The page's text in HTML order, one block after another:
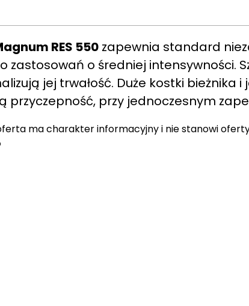
RES 550zapewnia standard
zastosowań o średniej intensywności.
jej trwałość. Duże kostki bieżnika
przyczepność, przy jednoczesnym
ma charakter informacyjny i nie stanowi